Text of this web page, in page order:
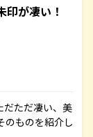
印が凄い！
だただ凄い、美
のものを紹介し